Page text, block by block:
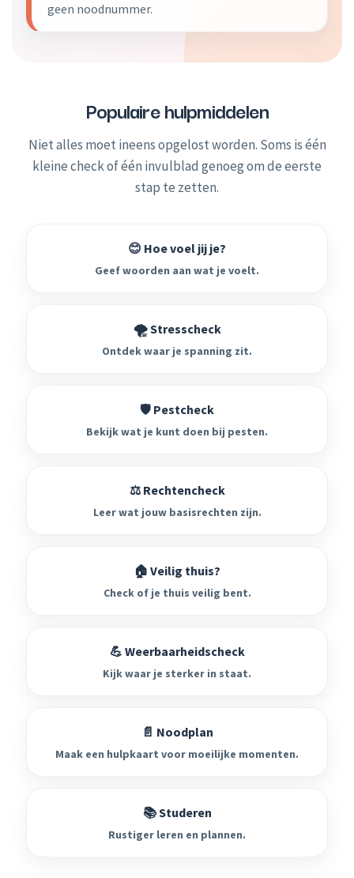
geen noodnummer.
Populaire hulpmiddelen
Niet alles moet ineens opgelost worden. Soms is één
kleine check of één invulblad genoeg om de eerste
stap te zetten.
😊 Hoe voel jij je?
Geef woorden aan wat je voelt.
🌪️ Stresscheck
Ontdek waar je spanning zit.
🛡️ Pestcheck
Bekijk wat je kunt doen bij pesten.
⚖️ Rechtencheck
Leer wat jouw basisrechten zijn.
🏠 Veilig thuis?
Check of je thuis veilig bent.
💪 Weerbaarheidscheck
Kijk waar je sterker in staat.
📄 Noodplan
Maak een hulpkaart voor moeilijke momenten.
📚 Studeren
Rustiger leren en plannen.